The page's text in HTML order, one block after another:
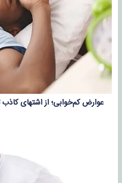
عوارض کم‌خوابی؛ از اشتهای